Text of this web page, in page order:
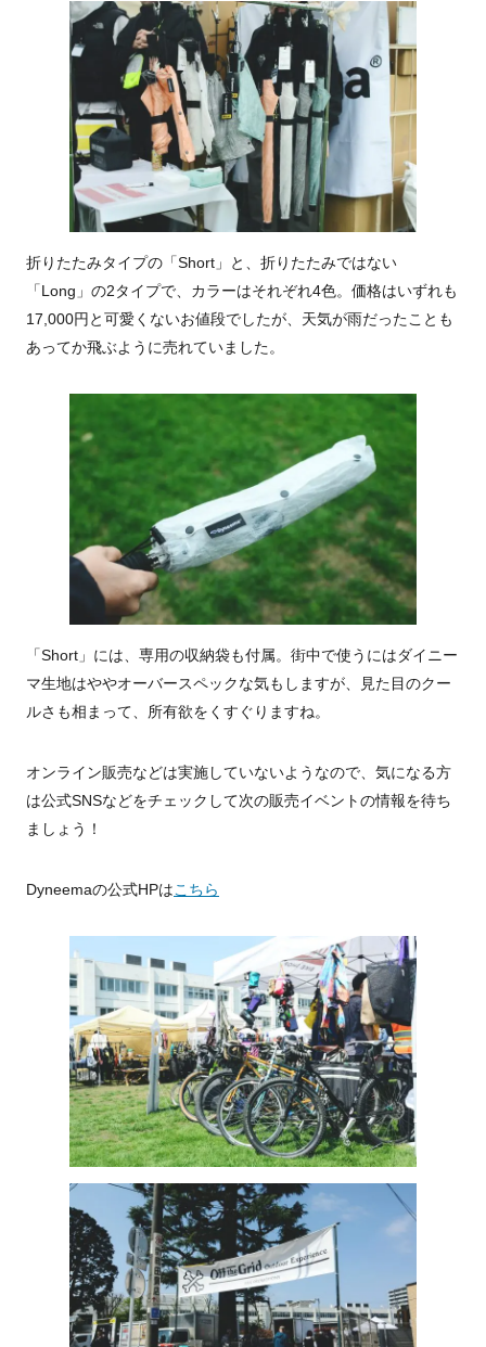
折りたたみタイプの「Short」と、折りたたみではない
「Long」の2タイプで、カラーはそれぞれ4色。価格はいずれも
17,000円と可愛くないお値段でしたが、天気が雨だったことも
あってか飛ぶように売れていました。
「Short」には、専用の収納袋も付属。街中で使うにはダイニー
マ生地はややオーバースペックな気もしますが、見た目のクー
ルさも相まって、所有欲をくすぐりますね。
オンライン販売などは実施していないようなので、気になる方
は公式SNSなどをチェックして次の販売イベントの情報を待ち
ましょう！
Dyneemaの公式HPはこちら